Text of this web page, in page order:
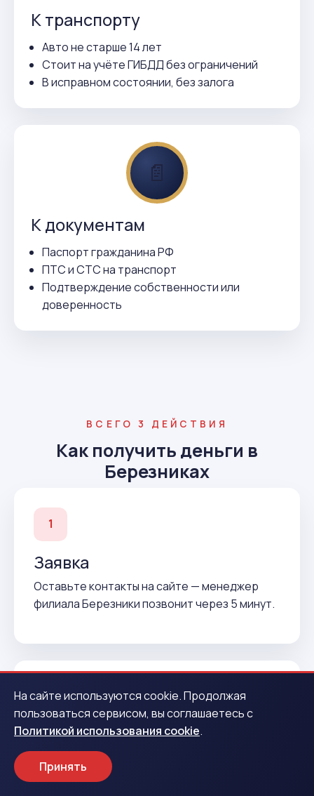
К транспорту
Авто не старше 14 лет
Стоит на учёте ГИБДД без ограничений
В исправном состоянии, без залога
📄
К документам
Паспорт гражданина РФ
ПТС и СТС на транспорт
Подтверждение собственности или
доверенность
ВСЕГО 3 ДЕЙСТВИЯ
Как получить деньги в
Березниках
1
Заявка
Оставьте контакты на сайте — менеджер
филиала Березники позвонит через 5 минут.
2
Подтверждение
Согласуем условия и подготовим договор до
вашего приезда.
На сайте используются cookie. Продолжая
пользоваться сервисом, вы соглашаетесь с
Политикой использования cookie.
Принять